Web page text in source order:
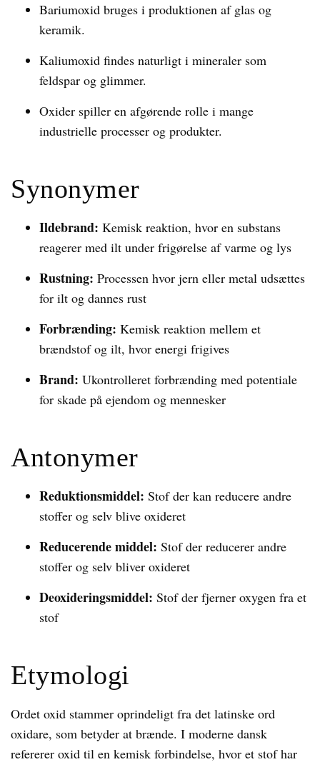
Bariumoxid bruges i produktionen af glas og
keramik.
Kaliumoxid findes naturligt i mineraler som
feldspar og glimmer.
Oxider spiller en afgørende rolle i mange
industrielle processer og produkter.
Synonymer
Ildebrand: Kemisk reaktion, hvor en substans
reagerer med ilt under frigørelse af varme og lys
Rustning: Processen hvor jern eller metal udsættes
for ilt og dannes rust
Forbrænding: Kemisk reaktion mellem et
brændstof og ilt, hvor energi frigives
Brand: Ukontrolleret forbrænding med potentiale
for skade på ejendom og mennesker
Antonymer
Reduktionsmiddel: Stof der kan reducere andre
stoffer og selv blive oxideret
Reducerende middel: Stof der reducerer andre
stoffer og selv bliver oxideret
Deoxideringsmiddel: Stof der fjerner oxygen fra et
stof
Etymologi
Ordet oxid stammer oprindeligt fra det latinske ord
oxidare, som betyder at brænde. I moderne dansk
refererer oxid til en kemisk forbindelse, hvor et stof har